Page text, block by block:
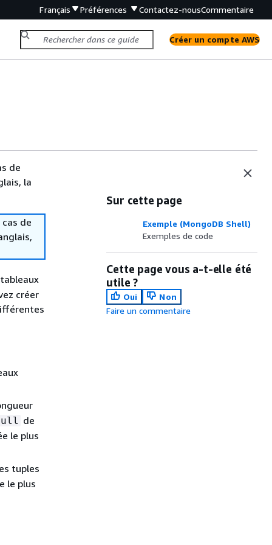
Français Préférences Contactez-nousCommentaire
Créer un compte AWS
de
la
de
créer
de
le plus
tuples
le plus
Sur cette page
Exemple (MongoDB Shell)
Exemples de code
Cette page vous a-t-elle été
utile ?
Oui
Non
Faire un commentaire